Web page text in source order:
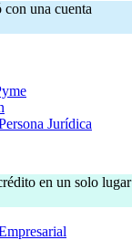
una cuenta
Jurídica
en un solo lugar